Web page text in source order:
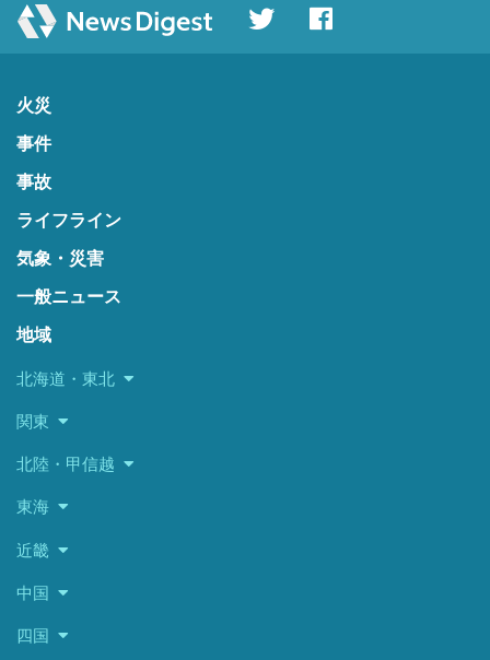
火災
事件
事故
ライフライン
気象・災害
一般ニュース
地域
北海道・東北
関東
北陸・甲信越
東海
近畿
中国
四国